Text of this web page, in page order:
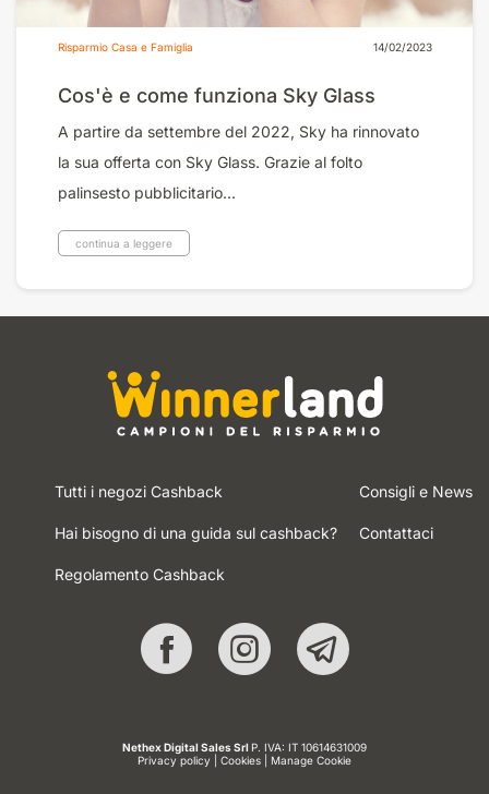
Risparmio Casa e Famiglia 14/02/2023
Cos'è e come funziona Sky Glass
A partire da settembre del 2022, Sky ha rinnovato
la sua offerta con Sky Glass. Grazie al folto
palinsesto pubblicitario...
continua a leggere
Tutti i negozi Cashback
Hai bisogno di una guida sul cashback?
Regolamento Cashback
Consigli e News
Contattaci
Nethex Digital Sales Srl P. IVA: IT 10614631009
Privacy policy
Cookies Manage Cookie